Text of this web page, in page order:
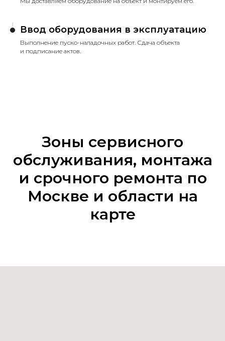
Ввод оборудования в эксплуатацию
Выполнение пуско-наладочных работ. Сдача объекта
и подписание актов.
Зоны сервисного
обслуживания, монтажа
и срочного ремонта по
Москве и области на
карте